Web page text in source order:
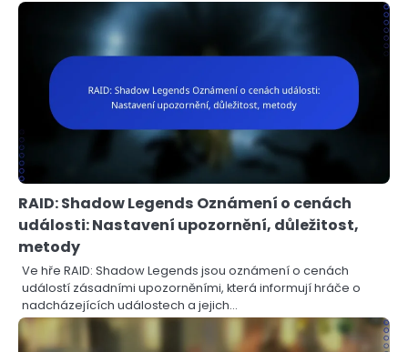
RAID: Shadow Legends Oznámení o cenách
události: Nastavení upozornění, důležitost,
metody
Ve hře RAID: Shadow Legends jsou oznámení o cenách
událostí zásadními upozorněními, která informují hráče o
nadcházejících událostech a jejich…